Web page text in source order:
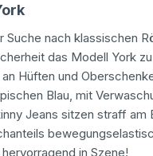
Suche nach klassischen
das Modell York
Hüften und
Blau, mit
Jeans sitzen straff am
in Szene!